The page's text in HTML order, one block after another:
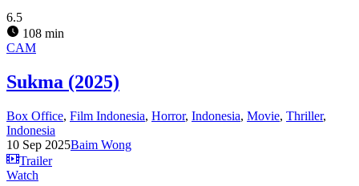
6.5
108 min
CAM
Sukma (2025)
Box Office, Film Indonesia, Horror, Indonesia, Movie, Thriller,
Indonesia
10 Sep 2025Baim Wong
Trailer
Watch